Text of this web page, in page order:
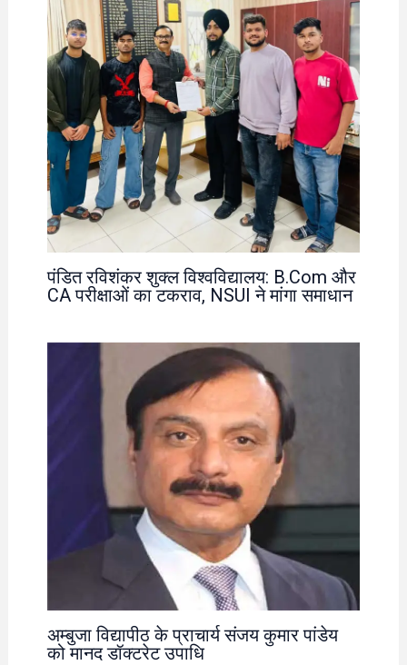
पंडित रविशंकर शुक्ल विश्वविद्यालय: B.Com और
CA परीक्षाओं का टकराव, NSUI ने मांगा समाधान
अम्बुजा विद्यापीठ के प्राचार्य संजय कुमार पांडेय
को मानद डॉक्टरेट उपाधि